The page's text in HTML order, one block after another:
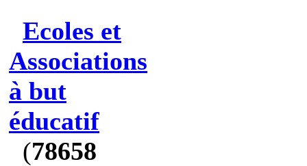
Ecoles et
Associations
à but
éducatif
(78658